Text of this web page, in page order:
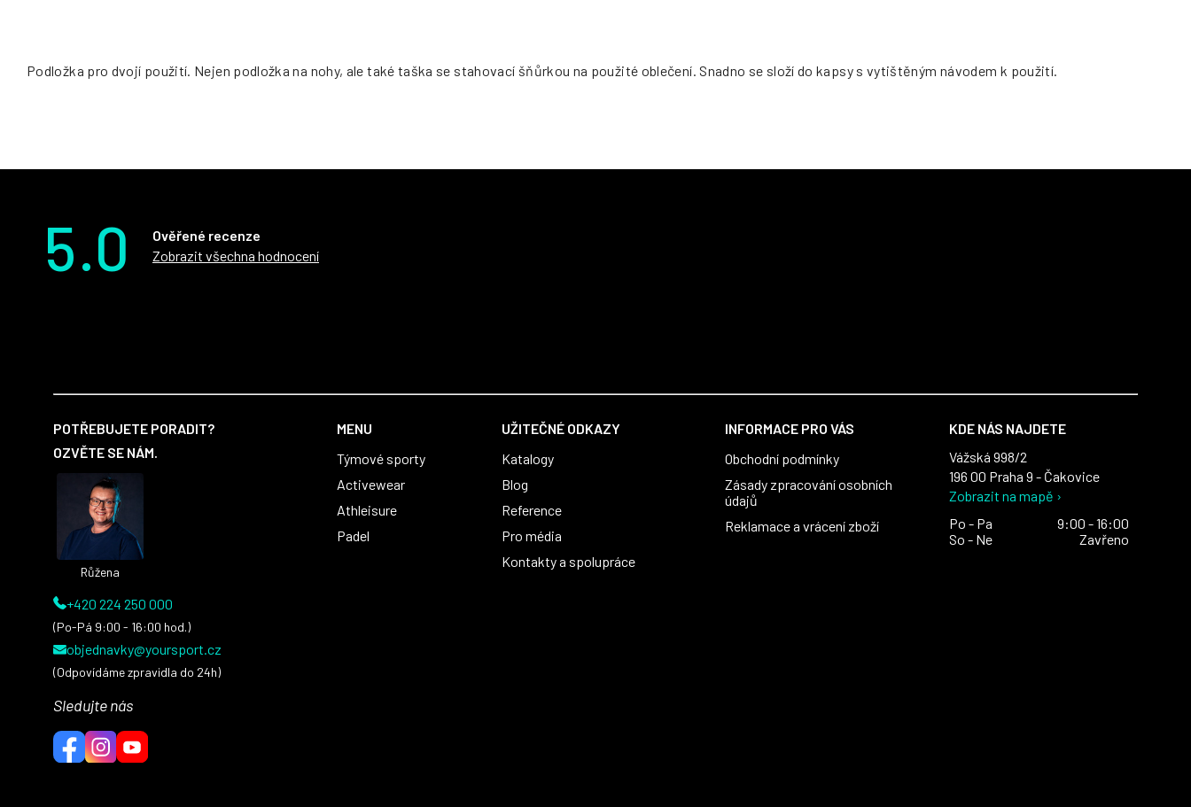
Podložka pro dvojí použití. Nejen podložka na nohy, ale také taška se stahovací šňůrkou na použité oblečení. Snadno se složí do kapsy s vytištěným návodem k použití.
5.0
Ověřené recenze
Zobrazit všechna hodnocení
POTŘEBUJETE PORADIT?
OZVĚTE SE NÁM.
Růžena
+420 224 250 000
(Po-Pá 9:00 - 16:00 hod.)
objednavky@yoursport.cz
(Odpovídáme zpravidla do 24h)
Sledujte nás
MENU
Týmové sporty
Activewear
Athleisure
Padel
UŽITEČNÉ ODKAZY
Katalogy
Blog
Reference
Pro média
Kontakty a spolupráce
INFORMACE PRO VÁS
Obchodní podmínky
Zásady zpracování osobních
údajů
Reklamace a vrácení zboží
KDE NÁS NAJDETE
Vážská 998/2
196 00 Praha 9 - Čakovice
Zobrazit na mapě ›
Po - Pa
9:00 - 16:00
So - Ne
Zavřeno